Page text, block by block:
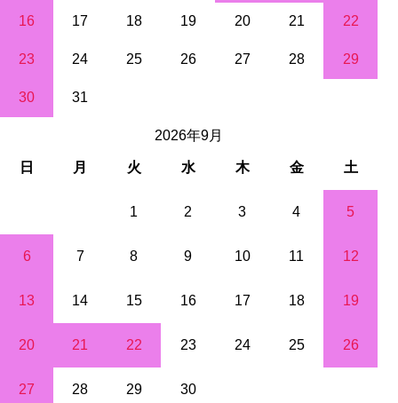
16 17 18 19 20 21 22
23 24 25 26 27 28 29
30 31
2026年9月
日 月 火 水 木 金 土
1 2 3 4 5
6 7 8 9 10 11 12
13 14 15 16 17 18 19
20 21 22 23 24 25 26
27 28 29 30